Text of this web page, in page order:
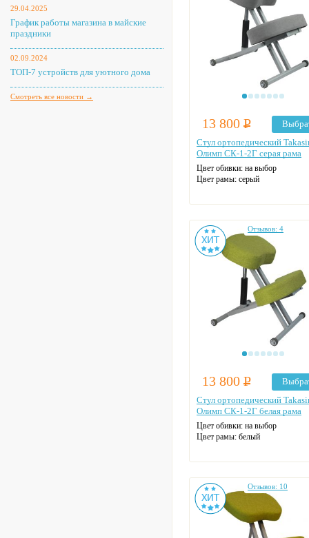
29.04.2025
График работы магазина в майские
праздники
02.09.2024
ТОП-7 устройств для уютного дома
Смотреть все новости →
13 800 Р
Стул ортопедический
Олимп СК-1-2Г серая рама
Цвет обивки: на выбор
Цвет рамы: серый
Отзывов: 4
13 800 Р
Стул ортопедический
Олимп СК-1-2Г белая рама
Цвет обивки: на выбор
Цвет рамы: белый
Отзывов: 10